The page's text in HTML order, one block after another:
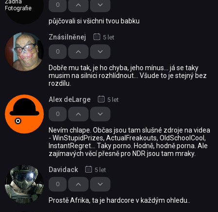
Žádná
Fotografie
0
půjčovali si všichni tvou babku
0
Znásilněnej 5 let
Dobře mu tak, je ho chyba, jeho mínus... já se taky
musim na silnici rozhlídnout... Všude to je stejný bez
rozdílu.
0
Alex deLarge 5 let
Nevím chlape. Občas jsou tam slušné zdroje na videa
- WinStupidPrizes, ActualFreakouts, OldSchoolCool,
InstantRegret... Taky porno. Hodně, hodně porna. Ale
zajímavých věcí přesně pro NDR jsou tam mraky.
0
Davidack 5 let
Prostě Afrika, ta je hardcore v každým ohledu..